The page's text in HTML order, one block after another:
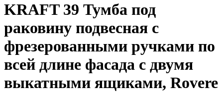
KRAFT 39 Тумба под
раковину подвесная с
фрезерованными ручками по
всей длине фасада с двумя
выкатными ящиками, Rovere